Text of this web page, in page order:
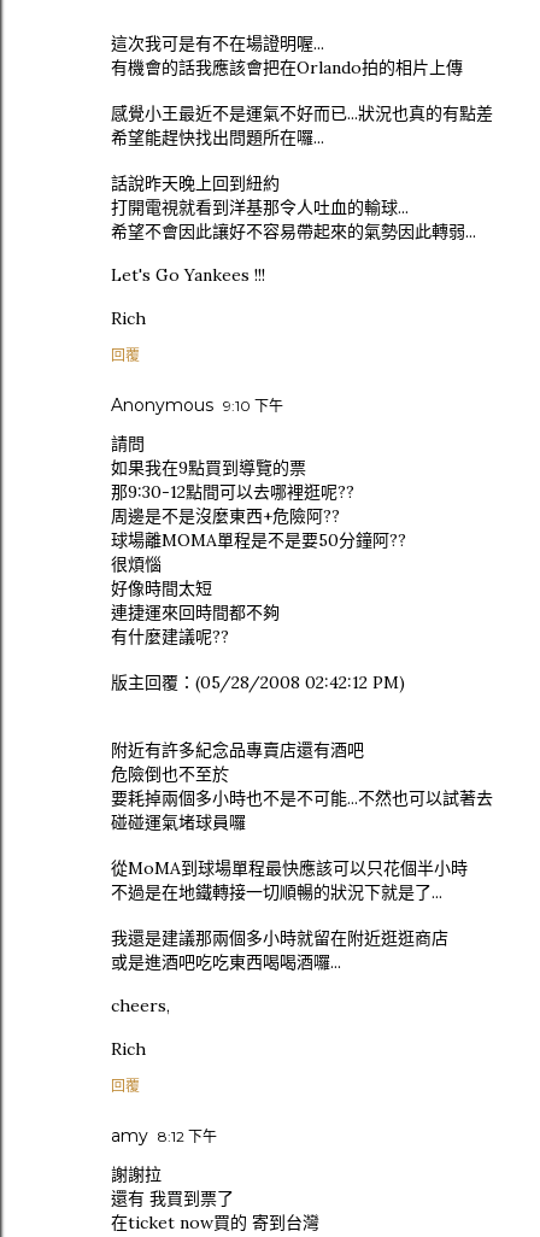
這次我可是有不在場證明喔...
有機會的話我應該會把在Orlando拍的相片上傳
感覺小王最近不是運氣不好而已...狀況也真的有點差
希望能趕快找出問題所在囉...
話說昨天晚上回到紐約
打開電視就看到洋基那令人吐血的輸球...
希望不會因此讓好不容易帶起來的氣勢因此轉弱...
Let's Go Yankees !!!
Rich
回覆
Anonymous 9:10 下午
請問
如果我在9點買到導覽的票
那9:30-12點間可以去哪裡逛呢??
周邊是不是沒麼東西+危險阿??
球場離MOMA單程是不是要50分鐘阿??
很煩惱
好像時間太短
連捷運來回時間都不夠
有什麼建議呢??
版主回覆：(05/28/2008 02:42:12 PM)
附近有許多紀念品專賣店還有酒吧
危險倒也不至於
要耗掉兩個多小時也不是不可能...不然也可以試著去
碰碰運氣堵球員囉
從MoMA到球場單程最快應該可以只花個半小時
不過是在地鐵轉接一切順暢的狀況下就是了...
我還是建議那兩個多小時就留在附近逛逛商店
或是進酒吧吃吃東西喝喝酒囉...
cheers,
Rich
回覆
amy 8:12 下午
謝謝拉
還有 我買到票了
在ticket now買的 寄到台灣